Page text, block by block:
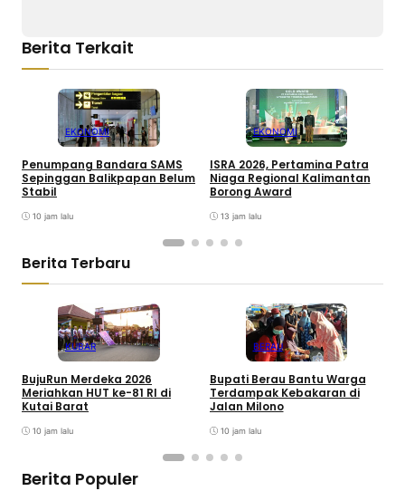
Berita Terkait
EKONOMI
Penumpang Bandara SAMS
Sepinggan Balikpapan Belum
Stabil
10 jam lalu
EKONOMI
ISRA 2026, Pertamina Patra
Niaga Regional Kalimantan
Borong Award
13 jam lalu
Berita Terbaru
KUBAR
BujuRun Merdeka 2026
Meriahkan HUT ke-81 RI di
Kutai Barat
10 jam lalu
BERAU
Bupati Berau Bantu Warga
Terdampak Kebakaran di
Jalan Milono
10 jam lalu
Berita Populer